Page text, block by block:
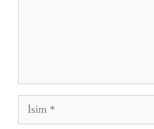
İsim